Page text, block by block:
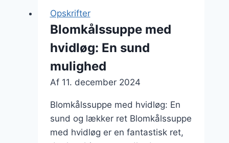
og
lækker
topping
Opskrifter
Blomkålssuppe med
hvidløg: En sund
mulighed
Af 11. december 2024
Blomkålssuppe med hvidløg: En
sund og lækker ret Blomkålssuppe
med hvidløg er en fantastisk ret,